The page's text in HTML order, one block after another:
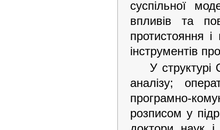
суспільної
впливів та
протистояння
інструментів
У структурі
аналізу;
програмно-
розписом у